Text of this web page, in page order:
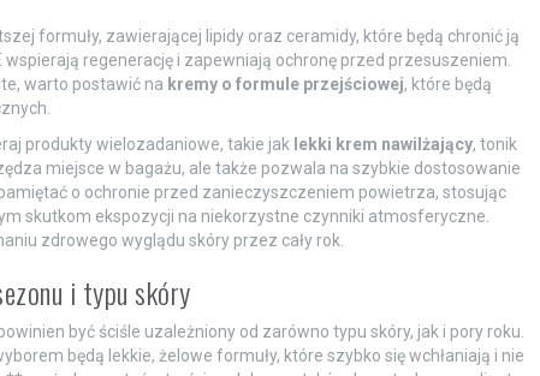
formuły, zawierającej lipidy oraz ceramidy, które będą chronić ją
regenerację i zapewniają ochronę przed przesuszeniem.
warto postawić na kremy o formule przejściowej, które będą
produkty wielozadaniowe, takie jak lekki krem nawilżający, tonik
miejsce w bagażu, ale także pozwala na szybkie dostosowanie
o ochronie przed zanieczyszczeniem powietrza, stosując
skutkom ekspozycji na niekorzystne czynniki atmosferyczne.
zdrowego wyglądu skóry przez cały rok.
i typu skóry
być ściśle uzależniony od zarówno typu skóry, jak i pory roku.
będą lekkie, żelowe formuły, które szybko się wchłaniają i nie